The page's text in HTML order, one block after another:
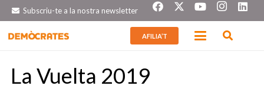
Subscriu-te a la nostra newsletter
AFILIA’T
La Vuelta 2019